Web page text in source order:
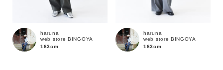
ブランド
haruna
web store BINGOYA
163cm
haruna
web store BINGOYA
163cm